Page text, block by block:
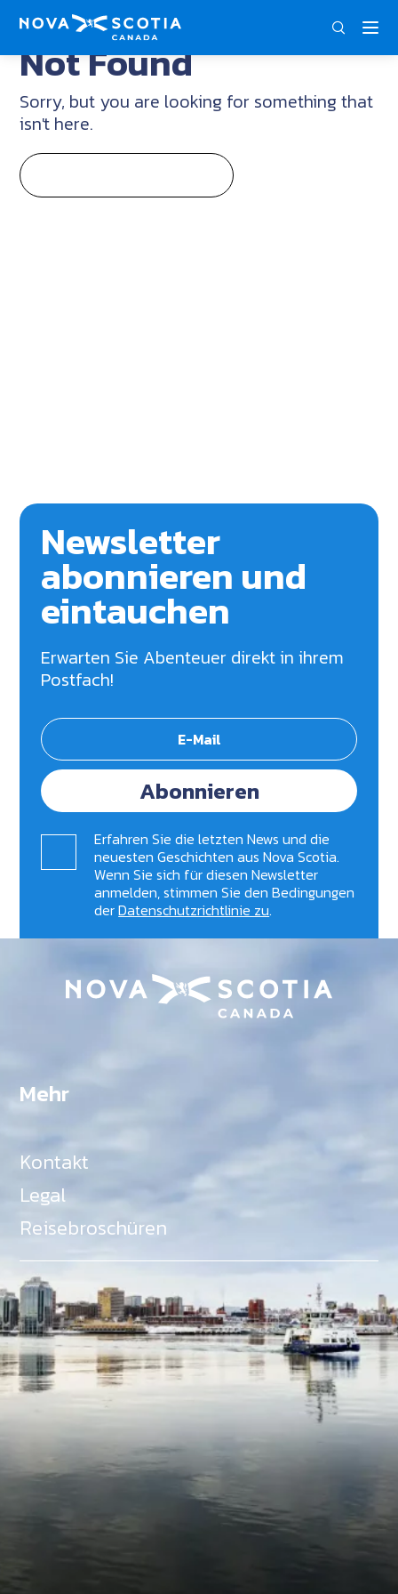
Not Found
Sorry, but you are looking for something that
isn't here.
Newsletter
abonnieren und
eintauchen
Erwarten Sie Abenteuer direkt in ihrem
Postfach!
Abonnieren
Erfahren Sie die letzten News und die
neuesten Geschichten aus Nova Scotia.
Wenn Sie sich für diesen Newsletter
anmelden, stimmen Sie den Bedingungen
derDatenschutzrichtlinie zu.
Mehr
Kontakt
Legal
Reisebroschüren
Als Teil des Ministeriums für Gemeinden, Kultur,
Tourismus und Kulturerbe, setzt sich Tourism Nova
Scotia aktiv für die Förderung von
Gleichberechtigung, Vielfalt, Inklusion und
Barrierefreiheit in ganz Nova Scotia ein und
unterstützt Partner, die dieses Engagement teilen.
Nova Scotia, Kanada, befindet sich in Mi'kma'ki, dem
angestammten Gebiet der Mi'kmaq - ein Gebiet
welches wir anerkennen und ehren.
©
NovaScotia.com . All Rights Reserved.